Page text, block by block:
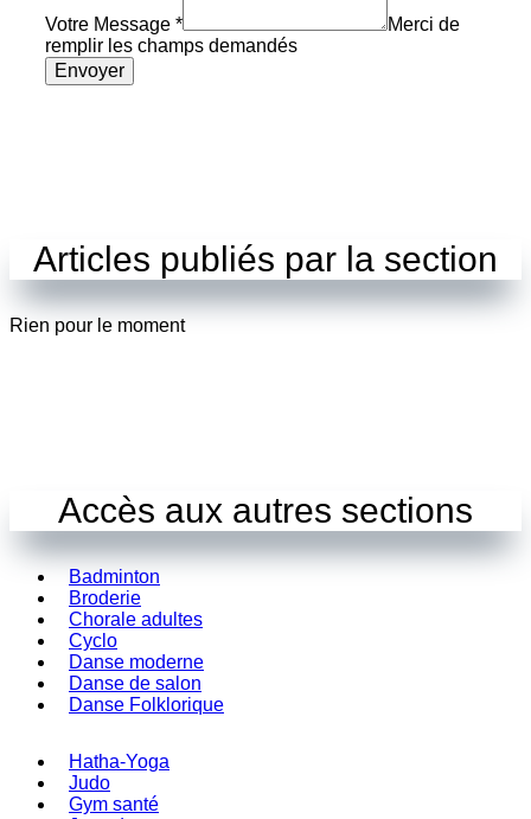
Votre Message *
Merci de
remplir les champs demandés
Envoyer
Articles publiés par la section
Rien pour le moment
Accès aux autres sections
Badminton
Broderie
Chorale adultes
Cyclo
Danse moderne
Danse de salon
Danse Folklorique
Hatha-Yoga
Judo
Gym santé